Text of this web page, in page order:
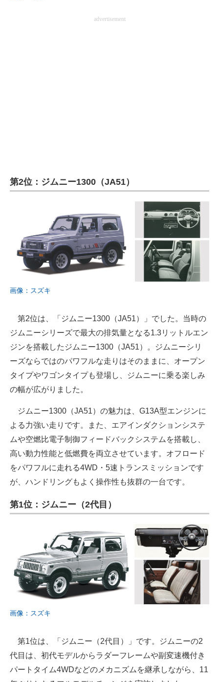
advertisement
第2位：ジムニー1300（JA51）
画像：スズキ
第2位は、「ジムニー1300（JA51）」でした。当時の
ジムニーシリーズで最大の排気量となる1.3リットルエン
ジンを搭載したジムニー1300（JA51）。ジムニーシリ
ーズならではのパワフルな走りはそのままに、オープン
タイプやワゴンタイプも登場し、ジムニーに乗る楽しみ
の幅が広がりました。
ジムニー1300（JA51）の魅力は、G13A型エンジンに
よる力強い走りです。また、エアインダクションシステ
ムや空燃比電子制御フィードバックシステムを搭載し、
高い動力性能と低燃費を両立させています。オフロード
をパワフルに走れる4WD・5速トランスミッションです
が、ハンドリングもよく操作性も抜群の一台です。
第1位：ジムニー（2代目）
画像：スズキ
第1位は、「ジムニー（2代目）」です。ジムニーの2
代目は、初代モデルからラダーフレームや副変速機付き
パートタイム4WDなどのメカニズムを継承しながら、11